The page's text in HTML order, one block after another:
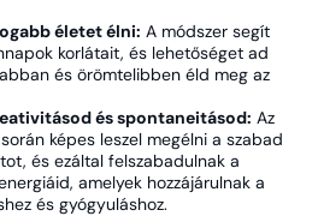
életet élni: A módszer segít
korlátait, és lehetőséget ad
és örömtelibben éld meg az
és spontaneitásod: Az
képes leszel megélni a szabad
és ezáltal felszabadulnak a
amelyek hozzájárulnak a
és gyógyuláshoz.